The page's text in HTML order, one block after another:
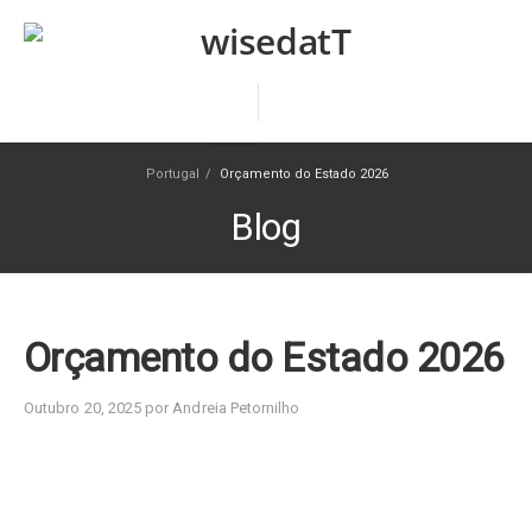
Portugal / Orçamento do Estado 2026
Blog
Orçamento do Estado 2026
Outubro 20, 2025 por Andreia Petornilho